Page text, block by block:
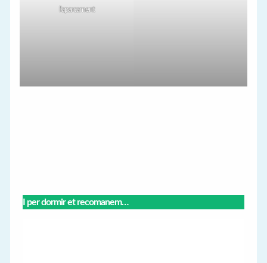
l’aparcament
I per dormir et recomanem…